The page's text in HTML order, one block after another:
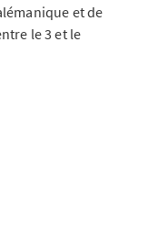
et de
le 3 et le